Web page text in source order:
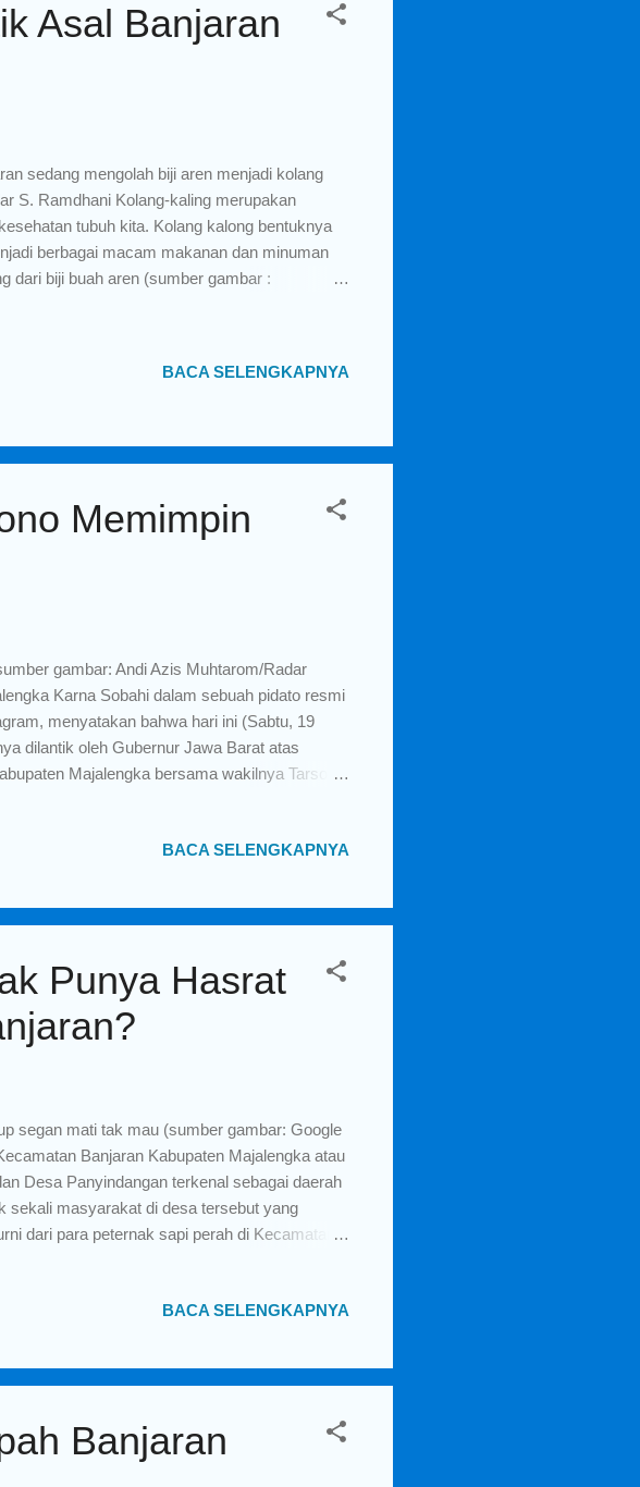
Asal Banjaran
sedang mengolah biji aren menjadi kolang
S. Ramdhani Kolang-kaling merupakan
tubuh kita. Kolang kalong bentuknya
berbagai macam makanan dan minuman
dari biji buah aren (sumber gambar :
berbuah (sumber gambar :
asli Kecamatan Banjaran Kabupaten
BACA SELENGKAPNYA
Memimpin
gambar: Andi Azis Muhtarom/Radar
Karna Sobahi dalam sebuah pidato resmi
menyatakan bahwa hari ini (Sabtu, 19
dilantik oleh Gubernur Jawa Barat atas
Majalengka bersama wakilnya Tarsono
ingin memberikan beberapa catatan atau
Jumlah pengangguran terbuka tahun 2018
2019 adalah sebanyak 27.424 orang. W...
BACA SELENGKAPNYA
Punya Hasrat
segan mati tak mau (sumber gambar: Google
Banjaran Kabupaten Majalengka atau
Desa Panyindangan terkenal sebagai daerah
sekali masyarakat di desa tersebut yang
dari para peternak sapi perah di Kecamatan
waktu saya sekolah beliau sering jualan
rokok wae ayeuna mah di Bandung!"
BACA SELENGKAPNYA
Banjaran